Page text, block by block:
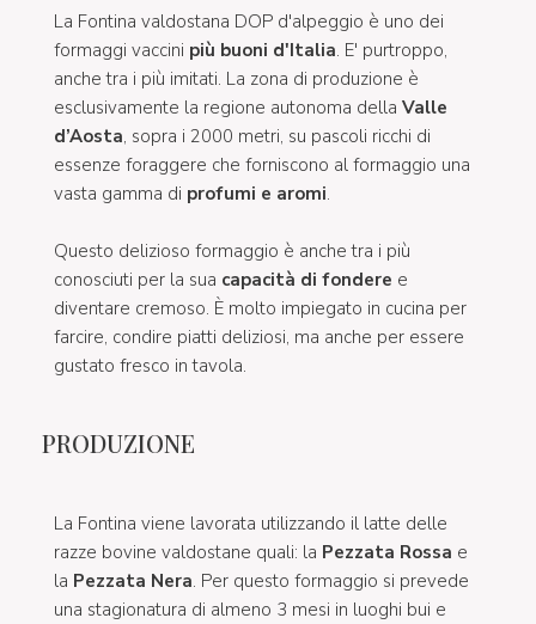
La Fontina valdostana DOP d'alpeggio è uno dei
formaggi vaccini più buoni d'Italia. E' purtroppo,
anche tra i più imitati. La zona di produzione è
esclusivamente la regione autonoma della Valle
d’Aosta, sopra i 2000 metri, su pascoli ricchi di
essenze foraggere che forniscono al formaggio una
vasta gamma di profumi e aromi.
Questo delizioso formaggio è anche tra i più
conosciuti per la sua capacità di fondere e
diventare cremoso. È molto impiegato in cucina per
farcire, condire piatti deliziosi, ma anche per essere
gustato fresco in tavola.
PRODUZIONE
La Fontina viene lavorata utilizzando il latte delle
razze bovine valdostane quali: la Pezzata Rossa e
la Pezzata Nera. Per questo formaggio si prevede
una stagionatura di almeno 3 mesi in luoghi bui e